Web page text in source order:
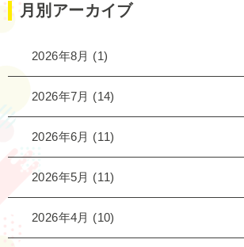
月別アーカイブ
2026年8月 (1)
2026年7月 (14)
2026年6月 (11)
2026年5月 (11)
2026年4月 (10)